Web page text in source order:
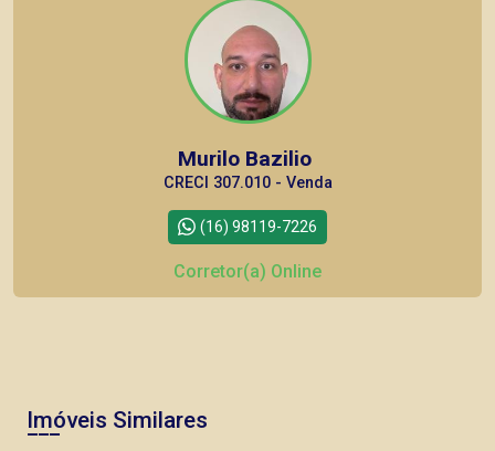
Murilo Bazilio
CRECI 307.010 - Venda
(16) 98119-7226
Corretor(a) Online
Imóveis Similares